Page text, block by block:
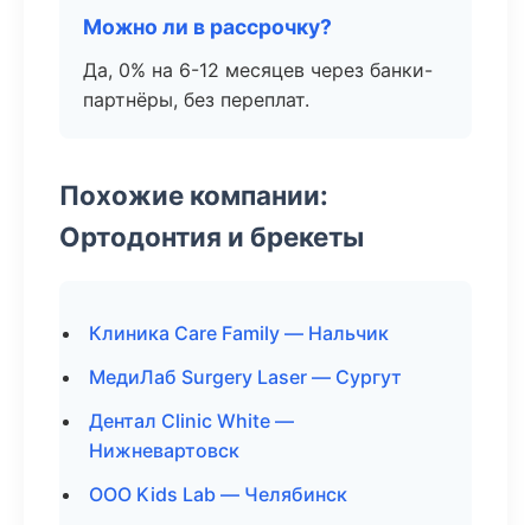
Можно ли в рассрочку?
Да, 0% на 6-12 месяцев через банки-
партнёры, без переплат.
Похожие компании:
Ортодонтия и брекеты
Клиника Care Family — Нальчик
МедиЛаб Surgery Laser — Сургут
Дентал Clinic White —
Нижневартовск
ООО Kids Lab — Челябинск